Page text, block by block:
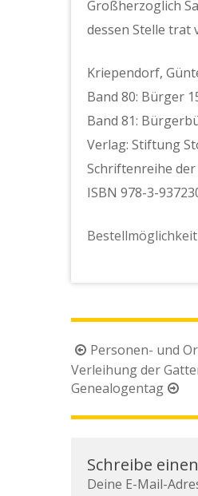
Großherzoglich
dessen Stelle trat
Kriependorf,
Band 80: Bürger
Band 81:
Verlag: Stiftung
Schriftenreihe der
ISBN 978-3-
Personen- und
Verleihung der
Genealogentag
Schreibe
Deine E-Mail-